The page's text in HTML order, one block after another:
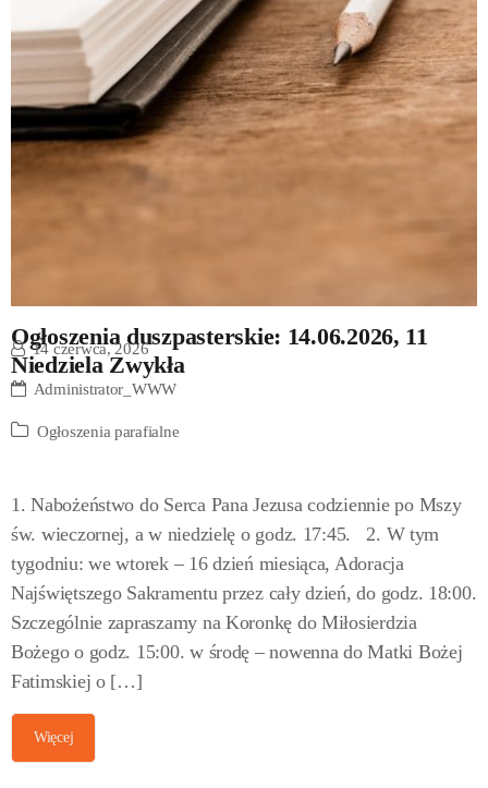
Ogłoszenia duszpasterskie: 14.06.2026, 11
Niedziela Zwykła
14 czerwca, 2026
Administrator_WWW
Ogłoszenia parafialne
1. Nabożeństwo do Serca Pana Jezusa codziennie po Mszy
św. wieczornej, a w niedzielę o godz. 17:45. 2. W tym
tygodniu: we wtorek – 16 dzień miesiąca, Adoracja
Najświętszego Sakramentu przez cały dzień, do godz. 18:00.
Szczególnie zapraszamy na Koronkę do Miłosierdzia
Bożego o godz. 15:00. w środę – nowenna do Matki Bożej
Fatimskiej o […]
Więcej